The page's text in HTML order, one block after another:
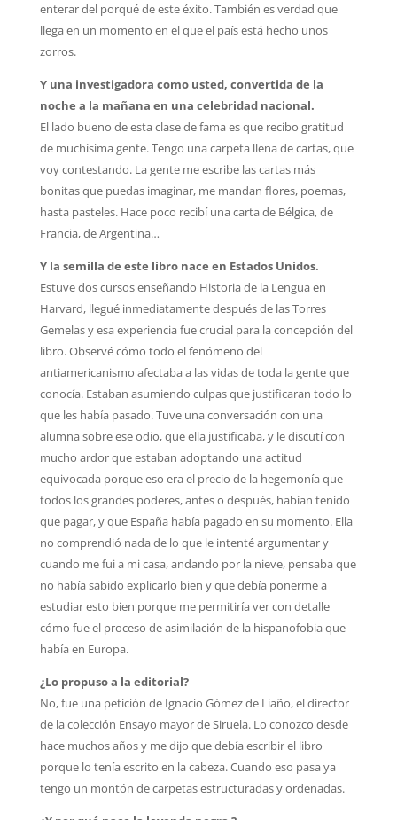
enterar del porqué de este éxito. También es verdad que
llega en un momento en el que el país está hecho unos
zorros.
Y una investigadora como usted, convertida de la
noche a la mañana en una celebridad nacional.
El lado bueno de esta clase de fama es que recibo gratitud
de muchísima gente. Tengo una carpeta llena de cartas, que
voy contestando. La gente me escribe las cartas más
bonitas que puedas imaginar, me mandan flores, poemas,
hasta pasteles. Hace poco recibí una carta de Bélgica, de
Francia, de Argentina…
Y la semilla de este libro nace en Estados Unidos.
Estuve dos cursos enseñando Historia de la Lengua en
Harvard, llegué inmediatamente después de las Torres
Gemelas y esa experiencia fue crucial para la concepción del
libro. Observé cómo todo el fenómeno del
antiamericanismo afectaba a las vidas de toda la gente que
conocía. Estaban asumiendo culpas que justificaran todo lo
que les había pasado. Tuve una conversación con una
alumna sobre ese odio, que ella justificaba, y le discutí con
mucho ardor que estaban adoptando una actitud
equivocada porque eso era el precio de la hegemonía que
todos los grandes poderes, antes o después, habían tenido
que pagar, y que España había pagado en su momento. Ella
no comprendió nada de lo que le intenté argumentar y
cuando me fui a mi casa, andando por la nieve, pensaba que
no había sabido explicarlo bien y que debía ponerme a
estudiar esto bien porque me permitiría ver con detalle
cómo fue el proceso de asimilación de la hispanofobia que
había en Europa.
¿Lo propuso a la editorial?
No, fue una petición de Ignacio Gómez de Liaño, el director
de la colección Ensayo mayor de Siruela. Lo conozco desde
hace muchos años y me dijo que debía escribir el libro
porque lo tenía escrito en la cabeza. Cuando eso pasa ya
tengo un montón de carpetas estructuradas y ordenadas.